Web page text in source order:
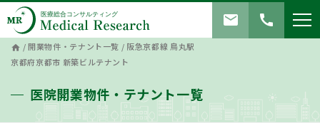
call
mail
home /開業物件・テナント一覧 / 阪急京都線 鳥丸駅
京都府京都市 新築ビルテナント
医院開業物件・テナント一覧